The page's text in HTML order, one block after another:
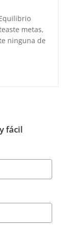
metas,
ninguna de
fácil